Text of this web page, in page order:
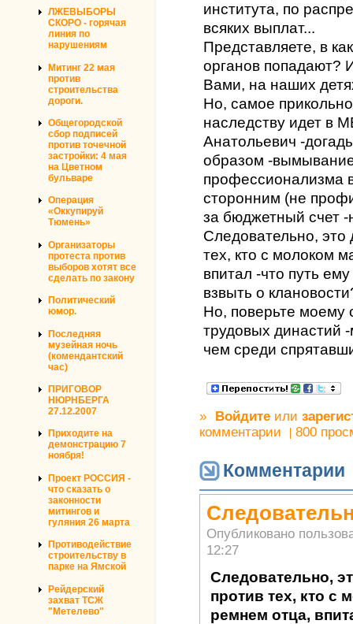
ЛЖЕВЫБОРЫ
СКОРО - горячая
линия по
нарушениям
Митинг 22 мая
против
строительства
дороги.
Общегородской
сбор подписей
против точечной
застройки: 4 мая
на Цветном
бульваре
Операция
«Оккупируй
Тюмень»
Организаторы
протеста против
выборов хотят все
сделать по закону
Политический
юмор.
Последняя
музейная ночь
(комендантский
час)
ПРИГОВОР
НЮРНБЕРГА
27.12.2007
Приходите на
демонстрацию 7
ноября!
Проект РОССИЯ -
что сказать о
законности
митингов и
гуляния 26 марта
Противодействие
строительству в
парке на Ямской
Рейдерский
захват ТСЖ
"Метелево"
института, по
всяких выплат...
Представляете, в
органов попадают?
Вами, на наших
Но, самое
наследству идет в
Анатольевич -
образом -
профессионализма
сторонним (не
за бюджетный счет -
Следовательно, это
тех, кто с молоком
впитал -что путь
взвыть о
Но, поверьте моему
трудовых династий
чем среди
» Войдите или
комментарии
800
Комментарии
Опубликовано
12:27
Следовательно,
против тех, кто с
ремнем отца,